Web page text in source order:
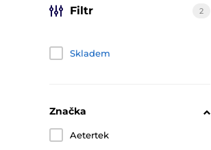
Filtr 2
Skladem
Značka
Aetertek